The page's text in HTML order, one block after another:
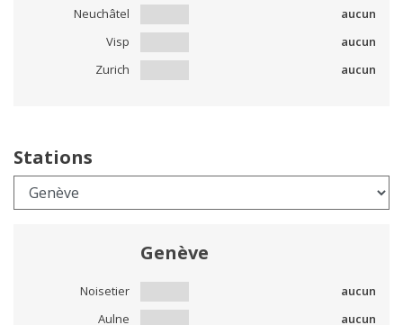
Neuchâtel
aucun
Visp
aucun
Zurich
aucun
Stations
Genève
Noisetier
aucun
Aulne
aucun